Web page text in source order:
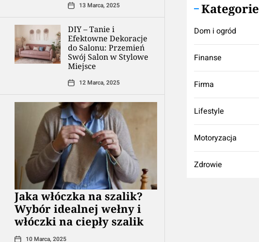
13 Marca, 2025
DIY – Tanie i
Efektowne Dekoracje
do Salonu: Przemień
Swój Salon w Stylowe
Miejsce
12 Marca, 2025
Jaka włóczka na szalik?
Wybór idealnej wełny i
włóczki na ciepły szalik
10 Marca, 2025
Kategorie
Dom i ogród
Finanse
Firma
Lifestyle
Motoryzacja
Zdrowie